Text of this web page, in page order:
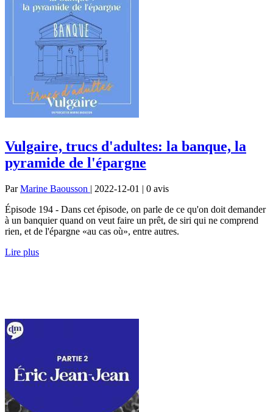
Vulgaire, trucs d'adultes: la banque, la
pyramide de l'épargne
ParMarine Baousson | 2022-12-01 | 0 avis
Épisode 194 - Dans cet épisode, on parle de ce qu'on doit demander
à un banquier quand on veut faire un prêt, de siri qui ne comprend
rien, et de l'épargne «au cas où», entre autres.
Lire plus